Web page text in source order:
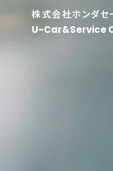
株式会社ホンダセ
U-Car&Service